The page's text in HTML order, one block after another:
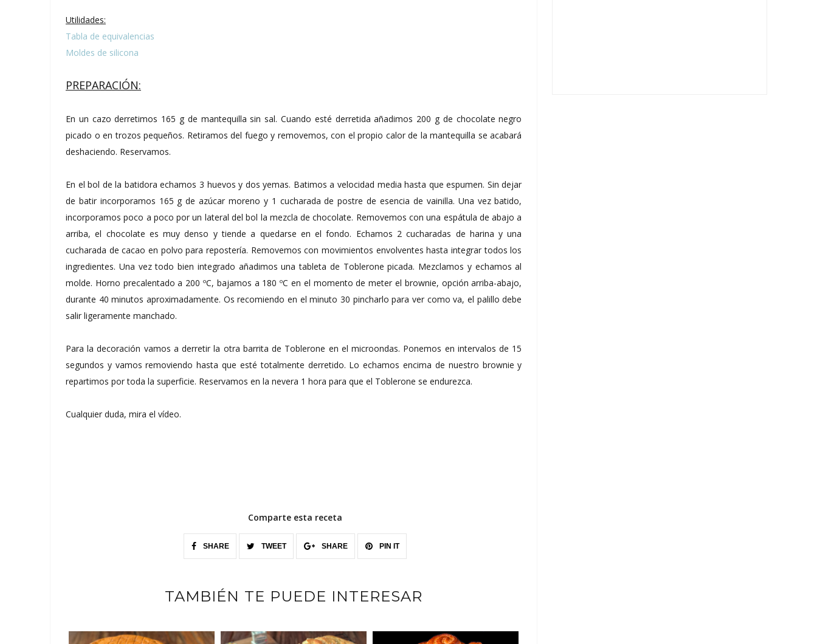
Utilidades:
Tabla de equivalencias
Moldes de silicona
PREPARACIÓN:
En un cazo derretimos 165 g de mantequilla sin sal. Cuando esté derretida añadimos 200 g de chocolate negro
picado o en trozos pequeños. Retiramos del fuego y removemos, con el propio calor de la mantequilla se acabará
deshaciendo. Reservamos.
En el bol de la batidora echamos 3 huevos y dos yemas. Batimos a velocidad media hasta que espumen. Sin dejar
de batir incorporamos 165 g de azúcar moreno y 1 cucharada de postre de esencia de vainilla. Una vez batido,
incorporamos poco a poco por un lateral del bol la mezcla de chocolate. Removemos con una espátula de abajo a
arriba, el chocolate es muy denso y tiende a quedarse en el fondo. Echamos 2 cucharadas de harina y una
cucharada de cacao en polvo para repostería. Removemos con movimientos envolventes hasta integrar todos los
ingredientes. Una vez todo bien integrado añadimos una tableta de Toblerone picada. Mezclamos y echamos al
molde. Horno precalentado a 200 ºC, bajamos a 180 ºC en el momento de meter el brownie, opción arriba-abajo,
durante 40 minutos aproximadamente. Os recomiendo en el minuto 30 pincharlo para ver como va, el palillo debe
salir ligeramente manchado.
Para la decoración vamos a derretir la otra barrita de Toblerone en el microondas. Ponemos en intervalos de 15
segundos y vamos removiendo hasta que esté totalmente derretido. Lo echamos encima de nuestro brownie y
repartimos por toda la superficie. Reservamos en la nevera 1 hora para que el Toblerone se endurezca.
Cualquier duda, mira el vídeo.
Comparte esta receta
SHARE TWEET SHARE PIN IT
TAMBIÉN TE PUEDE INTERESAR